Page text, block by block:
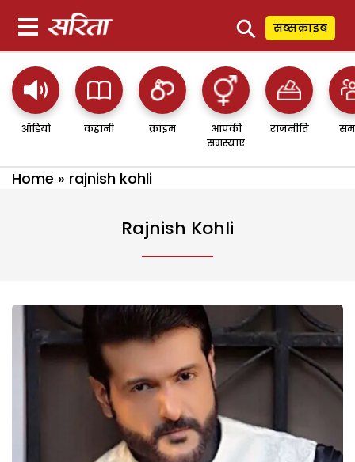
⚲ सब्सक्राइब
ऑडियो कहानी क्राइम
आपकी
समस्याएं
राजनीति
Home » rajnish kohli
Rajnish Kohli